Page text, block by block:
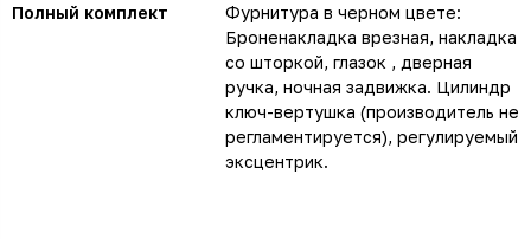
Полный комплект
Фурнитура в черном цвете:
Броненакладка врезная, накладка
со шторкой, глазок , дверная
ручка, ночная задвижка. Цилиндр
ключ-вертушка (производитель не
регламентируется), регулируемый
эксцентрик.